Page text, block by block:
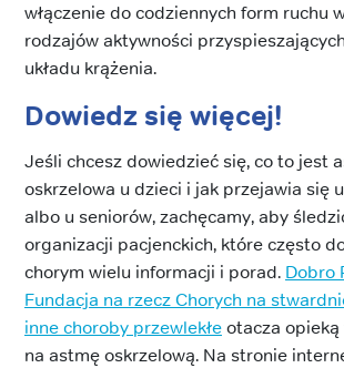
włączenie do codziennych form ruchu
rodzajów aktywności
układu krążenia.
Dowiedz się więcej!
Jeśli chcesz dowiedzieć się, co to jest
oskrzelowa u dzieci i jak przejawia się
albo u seniorów, zachęcamy, aby
organizacji pacjenckich, które często
chorym wielu informacji i porad. Dobro
Fundacja na rzecz Chorych na
inne choroby przewlekłeotacza
na astmę oskrzelową. Na stronie